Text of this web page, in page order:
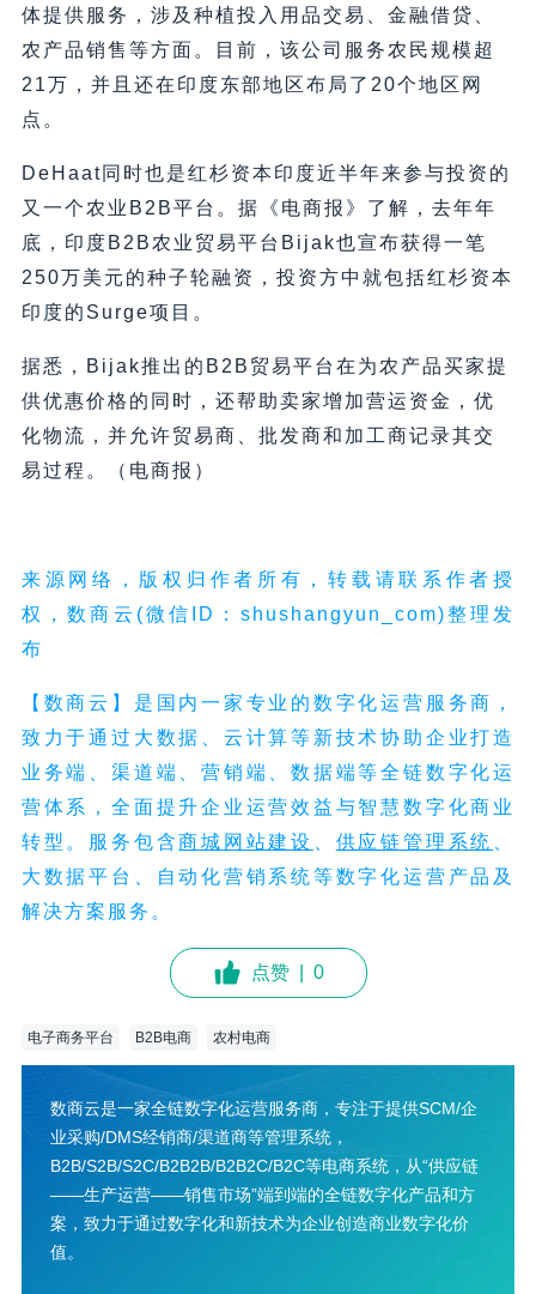
体提供服务，涉及种植投入用品交易、金融借贷、
农产品销售等方面。目前，该公司服务农民规模超
21万，并且还在印度东部地区布局了20个地区网
点。
DeHaat同时也是红杉资本印度近半年来参与投资的
又一个农业B2B平台。据《电商报》了解，去年年
底，印度B2B农业贸易平台Bijak也宣布获得一笔
250万美元的种子轮融资，投资方中就包括红杉资本
印度的Surge项目。
据悉，Bijak推出的B2B贸易平台在为农产品买家提
供优惠价格的同时，还帮助卖家增加营运资金，优
化物流，并允许贸易商、批发商和加工商记录其交
易过程。（电商报）
来源网络，版权归作者所有，转载请联系作者授
权，数商云(微信ID：shushangyun_com)整理发
布
【数商云】是国内一家专业的数字化运营服务商，
致力于通过大数据、云计算等新技术协助企业打造
业务端、渠道端、营销端、数据端等全链数字化运
营体系，全面提升企业运营效益与智慧数字化商业
转型。服务包含商城网站建设 供应链管理系统
大数据平台、自动化营销系统等数字化运营产品及
解决方案服务。
点赞 0
电子商务平台 B2B电商 农村电商
数商云是一家全链数字化运营服务商，专注于提供SCM/企
业采购/DMS经销商/渠道商等管理系统，
B2B/S2B/S2C/B2B2B/B2B2C/B2C等电商系统，从“供应链
——生产运营——销售市场”端到端的全链数字化产品和方
案，致力于通过数字化和新技术为企业创造商业数字化价
值。